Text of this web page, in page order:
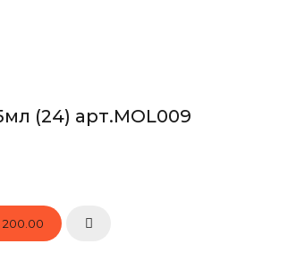
(24) арт.MOL009
₽ 200.00